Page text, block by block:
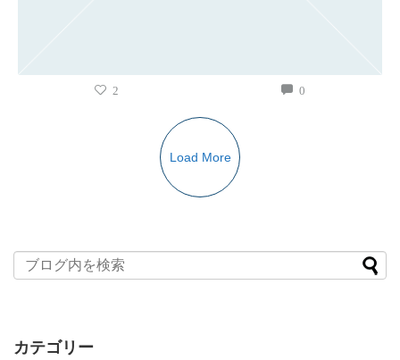
2 0
Load More
カテゴリー